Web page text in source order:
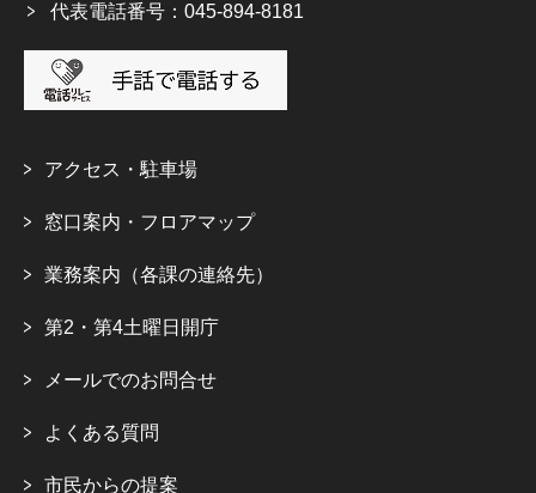
代表電話番号：045-894-8181
アクセス・駐車場
窓口案内・フロアマップ
業務案内（各課の連絡先）
第2・第4土曜日開庁
メールでのお問合せ
よくある質問
市民からの提案